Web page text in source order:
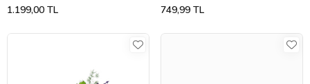
1.199,00 TL 749,99 TL